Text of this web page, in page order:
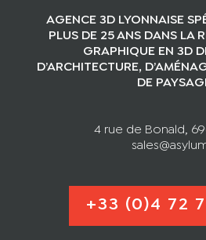
AGENCE 3D LYONNAISE
PLUS DE 25 ANS DANS LA
GRAPHIQUE EN 3D
D’ARCHITECTURE,
DE
4 rue de Bonald,
+33 (0)4 72